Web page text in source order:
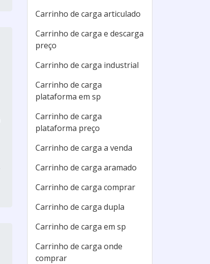
Carrinho de carga articulado
Carrinho de carga e descarga
preço
Carrinho de carga industrial
Carrinho de carga
plataforma em sp
Carrinho de carga
plataforma preço
Carrinho de carga a venda
Carrinho de carga aramado
Carrinho de carga comprar
Carrinho de carga dupla
Carrinho de carga em sp
Carrinho de carga onde
comprar